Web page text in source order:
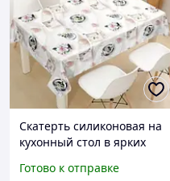
Скатерть силиконовая на
кухонный стол в ярких
Готово к отправке